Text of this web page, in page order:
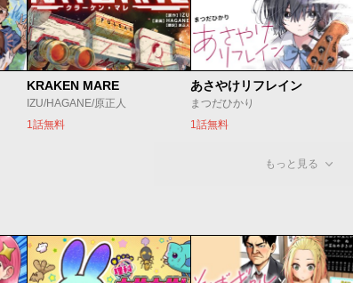
KRAKEN MARE
IZU/HAGANE/原正人
1話無料
あさやけリフレイン
まつだひかり
1話無料
もっと見る